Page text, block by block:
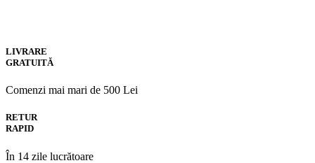
LIVRARE
GRATUITĂ
Comenzi mai mari de 500 Lei
RETUR
RAPID
În 14 zile lucrătoare